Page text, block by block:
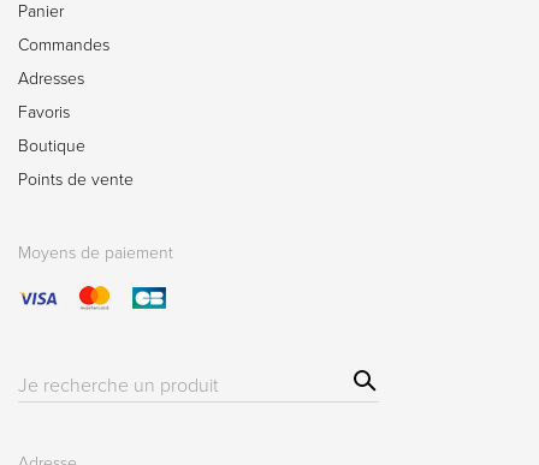
Panier
Commandes
Adresses
Favoris
Boutique
Points de vente
Moyens de paiement
Résultat(s)
Sear
ch